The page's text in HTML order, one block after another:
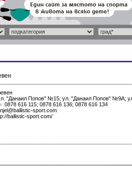
"Данаил Попов" №15; ул. "Данаил Попов" №9А;
0878 616 115; 0878 616 136; 0878 616 134
sport.com
ballistic-sport.com/